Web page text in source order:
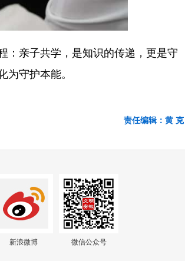
亲子共学，是知识的传递，更是守
为守护本能。
责任编辑：黄 克
新浪微博
微信公众号